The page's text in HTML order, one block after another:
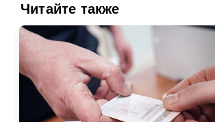
Читайте также